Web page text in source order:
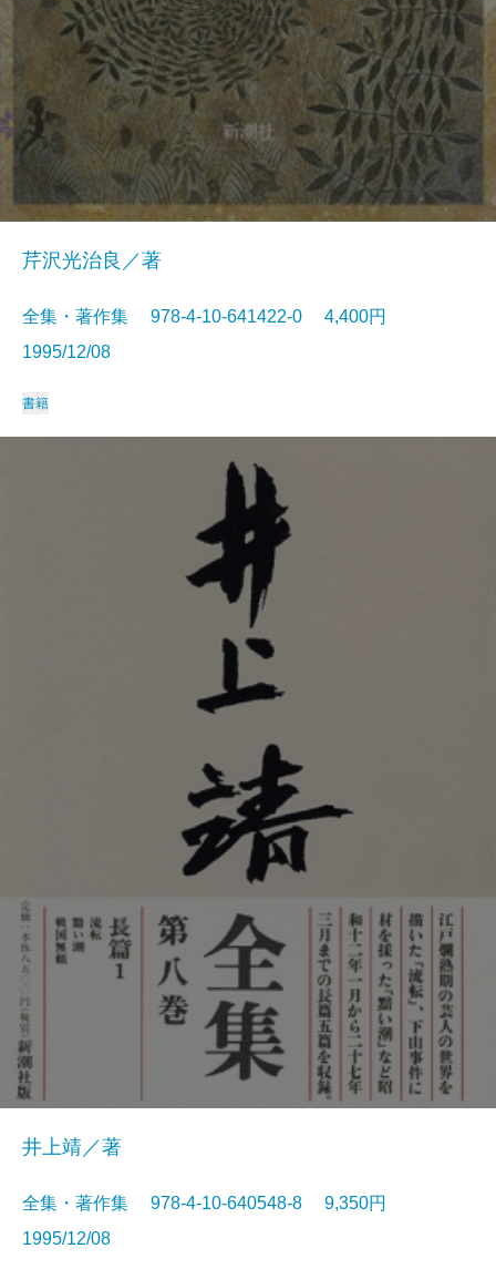
芹沢光治良／著
全集・著作集 978-4-10-641422-0 4,400円
1995/12/08
書籍
井上靖／著
全集・著作集 978-4-10-640548-8 9,350円
1995/12/08